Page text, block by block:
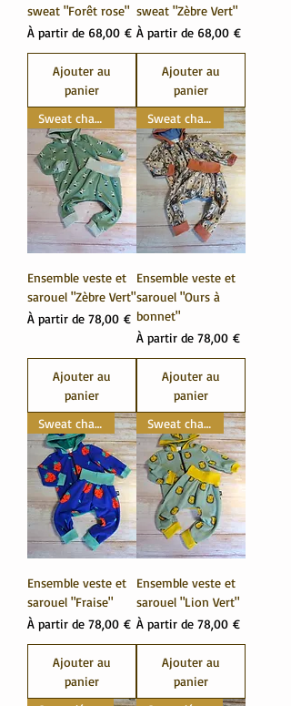
sweat "Forêt rose"
À partir de 68,00 €
Prix promotionnel
Ajouter au
panier
sweat "Zèbre Vert"
À partir de 68,00 €
Prix promotionnel
Ajouter au
panier
Sweat chaud
Ensemble veste et
sarouel "Zèbre Vert"
À partir de 78,00 €
Prix promotionnel
Ajouter au
panier
Sweat chaud
Ensemble veste et
sarouel "Ours à
bonnet"
À partir de 78,00 €
Prix promotionnel
Ajouter au
panier
Sweat chaud
Ensemble veste et
sarouel "Fraise"
À partir de 78,00 €
Prix promotionnel
Ajouter au
panier
Sweat chaud
Ensemble veste et
sarouel "Lion Vert"
À partir de 78,00 €
Prix promotionnel
Ajouter au
panier